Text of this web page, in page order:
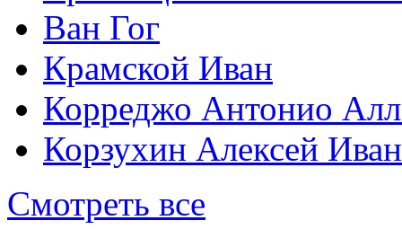
Ван Гог
Крамской Иван
Корреджо Антонио
Корзухин Алексей
Смотреть все